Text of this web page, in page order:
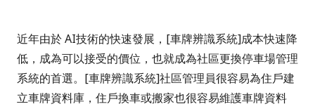
近年由於 AI技術的快速發展，[車牌辨識系統]成本快速降
低，成為可以接受的價位，也就成為社區更換停車場管理
系統的首選。[車牌辨識系統]社區管理員很容易為住戶建
立車牌資料庫，住戶換車或搬家也很容易維護車牌資料